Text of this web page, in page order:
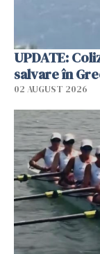
UPDATE:
salvare în
02 AUGUST 2026